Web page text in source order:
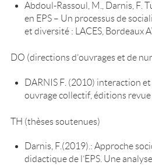
Abdoul-Rassoul, M., Darnis, F.
en EPS – Un processus de
et diversité : LACES, Bordeaux
DO (directions d’ouvrages et de
DARNIS F. (2010) interaction
ouvrage collectif, éditions revue
TH (thèses soutenues)
Darnis, F.(2019).: Approche
didactique de l’EPS. Une